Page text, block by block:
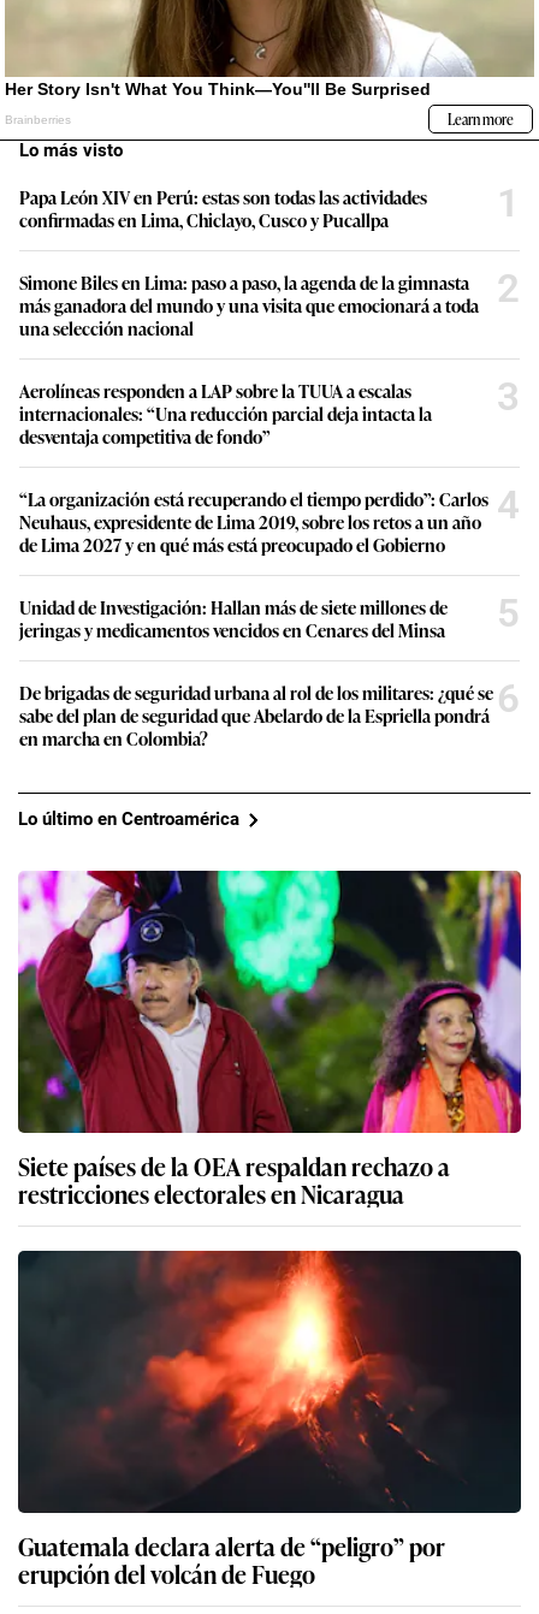
Lo más visto
Papa León XIV en Perú: estas son todas las actividades
confirmadas en Lima, Chiclayo, Cusco y Pucallpa
1
Simone Biles en Lima: paso a paso, la agenda de la gimnasta
más ganadora del mundo y una visita que emocionará a toda
una selección nacional
2
Aerolíneas responden a LAP sobre la TUUA a escalas
internacionales: “Una reducción parcial deja intacta la
desventaja competitiva de fondo”
3
“La organización está recuperando el tiempo perdido”: Carlos
Neuhaus, expresidente de Lima 2019, sobre los retos a un año
de Lima 2027 y en qué más está preocupado el Gobierno
4
Unidad de Investigación: Hallan más de siete millones de
jeringas y medicamentos vencidos en Cenares del Minsa
5
De brigadas de seguridad urbana al rol de los militares: ¿qué se
sabe del plan de seguridad que Abelardo de la Espriella pondrá
en marcha en Colombia?
6
Lo último en Centroamérica
Siete países de la OEA respaldan rechazo a
restricciones electorales en Nicaragua
Guatemala declara alerta de “peligro” por
erupción del volcán de Fuego